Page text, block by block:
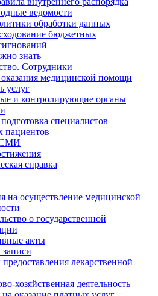
ведомости
обработки данных
бюджетных
знать
Сотрудники
медицинской помощи
услуг
и контролирующие органы
специалистов
пациентов
СМИ
справка
на осуществление медицинской
о государственной
акты
лекарственной
хозяйственная деятельность